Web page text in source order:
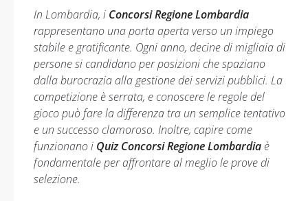
In Lombardia, i Concorsi Regione Lombardia
rappresentano una porta aperta verso un impiego
stabile e gratificante. Ogni anno, decine di migliaia di
persone si candidano per posizioni che spaziano
dalla burocrazia alla gestione dei servizi pubblici. La
competizione è serrata, e conoscere le regole del
gioco può fare la differenza tra un semplice tentativo
e un successo clamoroso. Inoltre, capire come
funzionano i Quiz Concorsi Regione Lombardia è
fondamentale per affrontare al meglio le prove di
selezione.